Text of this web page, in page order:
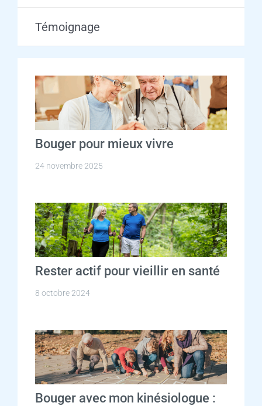
Témoignage
Bouger pour mieux vivre
24 novembre 2025
Rester actif pour vieillir en santé
8 octobre 2024
Bouger avec mon kinésiologue :